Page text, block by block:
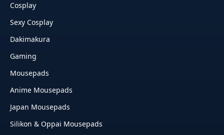
Cosplay
Sexy Cosplay
Dakimakura
Gaming
Mousepads
Anime Mousepads
Japan Mousepads
Silikon & Oppai Mousepads